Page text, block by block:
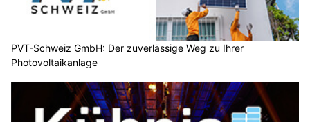
PVT-Schweiz GmbH: Der zuverlässige Weg zu Ihrer
Photovoltaikanlage